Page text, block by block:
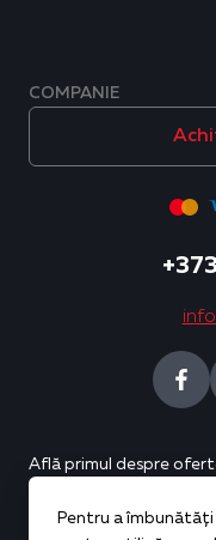
COMPANIE
Află primul despre
Pentru a